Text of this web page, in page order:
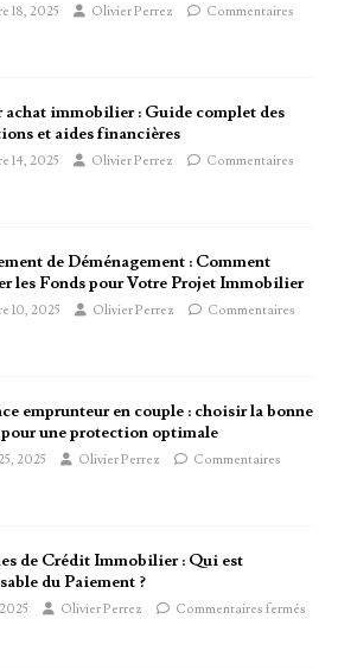
18, 2025 Olivier Perrez
Commentaires
achat immobilier : Guide complet des
et aides financières
14, 2025 Olivier Perrez
Commentaires
de Déménagement : Comment
les Fonds pour Votre Projet Immobilier
10, 2025 Olivier Perrez
Commentaires
emprunteur en couple : choisir la bonne
une protection optimale
2025 Olivier Perrez
Commentaires
de Crédit Immobilier : Qui est
du Paiement ?
Olivier Perrez Commentaires fermés